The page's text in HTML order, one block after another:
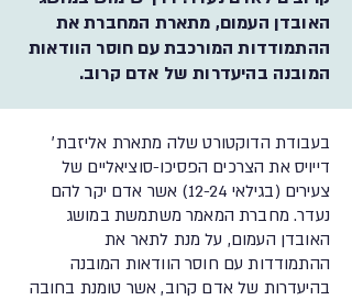
האובדן העמום, מתארת המחברת את
ההתמודדות המורכבת עם חוסר הוודאות
המובנה בהיעדרות של אדם קרוב.
בעבודת הדוקטורט שלה מתארת אליזבת׳
דייויס את הצרכים הפסיכו-סוציאליים של
צעירים (בגילאי 12-24) אשר אדם יקר להם
נעדר. מחברת המאמר משתמשת במושג
האובדן העמום, על מנת לתאר את
ההתמודדות עם חוסר הוודאות המובנה
בהיעדרות של אדם קרוב, אשר טומנת בחובה